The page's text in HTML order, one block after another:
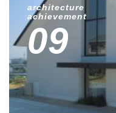
architecture
achievement
09